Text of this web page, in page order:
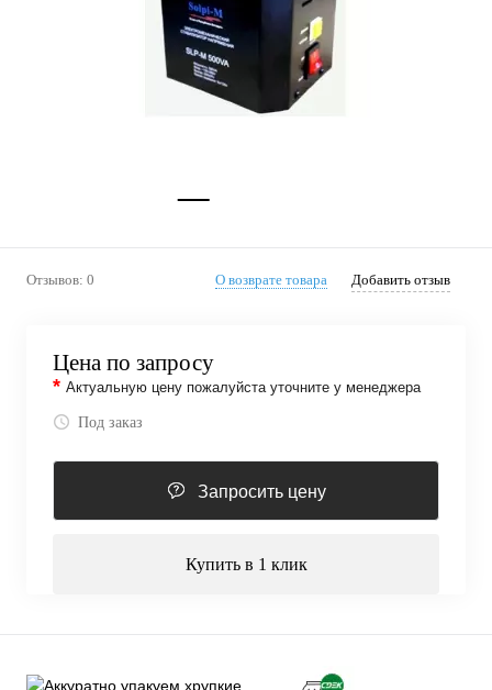
Отзывов: 0 О возврате товара Добавить отзыв
Цена по запросу
* Актуальную цену пожалуйста уточните у менеджера
Под заказ
Запросить цену
Купить в 1 клик